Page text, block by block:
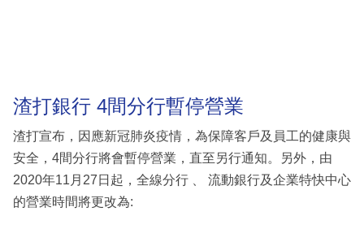
渣打銀行 4間分行暫停營業
渣打宣布，因應新冠肺炎疫情，為保障客戶及員工的健康與
安全，4間分行將會暫停營業，直至另行通知。另外，由
2020年11月27日起，全線分行 、 流動銀行及企業特快中心
的營業時間將更改為: